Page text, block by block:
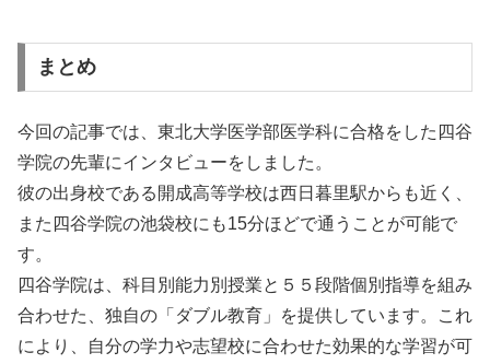
まとめ
今回の記事では、東北大学医学部医学科に合格をした四谷
学院の先輩にインタビューをしました。
彼の出身校である開成高等学校は西日暮里駅からも近く、
また四谷学院の池袋校にも15分ほどで通うことが可能で
す。
四谷学院は、科目別能力別授業と５５段階個別指導を組み
合わせた、独自の「ダブル教育」を提供しています。これ
により、自分の学力や志望校に合わせた効果的な学習が可